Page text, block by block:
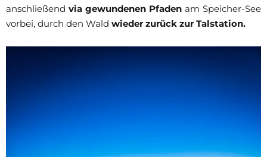
anschließend via gewundenen Pfaden am Speicher-See
vorbei, durch den Wald wieder zurück zur Talstation.